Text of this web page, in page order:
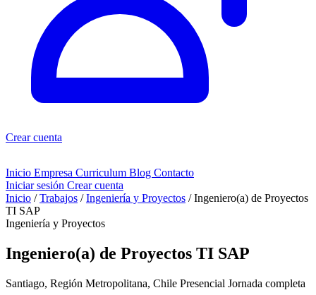
Crear cuenta
Inicio Empresa Curriculum Blog Contacto
Iniciar sesión Crear cuenta
Inicio / Trabajos / Ingeniería y Proyectos / Ingeniero(a) de Proyectos
TI SAP
Ingeniería y Proyectos
Ingeniero(a) de Proyectos TI SAP
Santiago, Región Metropolitana, Chile Presencial Jornada completa